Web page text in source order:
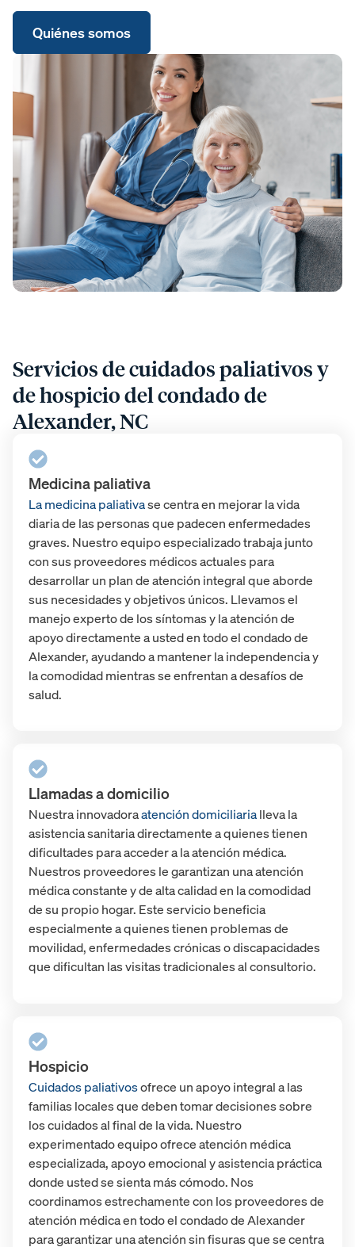
Quiénes somos
Servicios de cuidados paliativos y
de hospicio del condado de
Alexander, NC
Medicina paliativa
La medicina paliativase centra en mejorar la vida
diaria de las personas que padecen enfermedades
graves. Nuestro equipo especializado trabaja junto
con sus proveedores médicos actuales para
desarrollar un plan de atención integral que aborde
sus necesidades y objetivos únicos. Llevamos el
manejo experto de los síntomas y la atención de
apoyo directamente a usted en todo el condado de
Alexander, ayudando a mantener la independencia y
la comodidad mientras se enfrentan a desafíos de
salud.
Llamadas a domicilio
Nuestra innovadoraatención domiciliarialleva la
asistencia sanitaria directamente a quienes tienen
dificultades para acceder a la atención médica.
Nuestros proveedores le garantizan una atención
médica constante y de alta calidad en la comodidad
de su propio hogar. Este servicio beneficia
especialmente a quienes tienen problemas de
movilidad, enfermedades crónicas o discapacidades
que dificultan las visitas tradicionales al consultorio.
Hospicio
Cuidados paliativosofrece un apoyo integral a las
familias locales que deben tomar decisiones sobre
los cuidados al final de la vida. Nuestro
experimentado equipo ofrece atención médica
especializada, apoyo emocional y asistencia práctica
donde usted se sienta más cómodo. Nos
coordinamos estrechamente con los proveedores de
atención médica en todo el condado de Alexander
para garantizar una atención sin fisuras que se centra